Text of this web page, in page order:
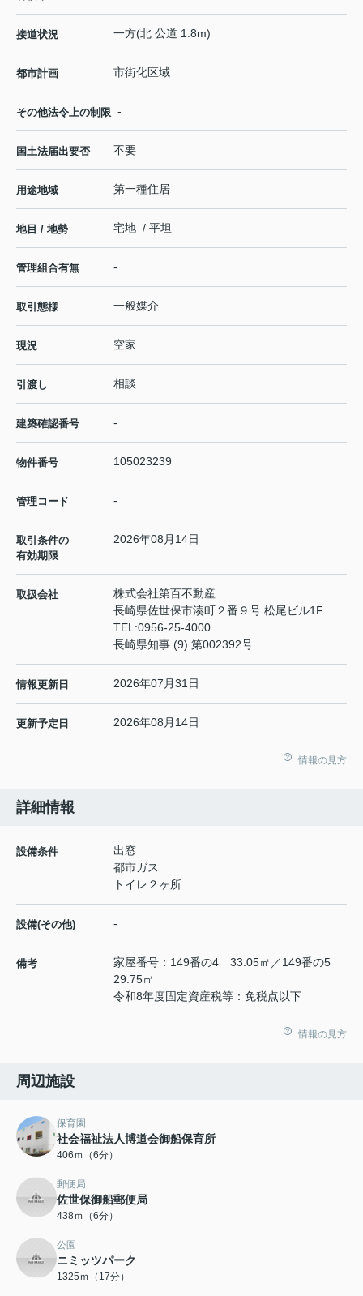
接道状況 一方(北 公道 1.8m)
都市計画 市街化区域
その他法令上の制限 -
国土法届出要否 不要
用途地域 第一種住居
地目 / 地勢 宅地 / 平坦
管理組合有無 -
取引態様 一般媒介
現況 空家
引渡し 相談
建築確認番号 -
物件番号 105023239
管理コード -
取引条件の
有効期限
2026年08月14日
取扱会社
株式会社第百不動産
長崎県佐世保市湊町２番９号 松尾ビル1F
TEL:0956-25-4000
長崎県知事 (9) 第002392号
情報更新日 2026年07月31日
更新予定日 2026年08月14日
情報の見方
詳細情報
設備条件
出窓
都市ガス
トイレ２ヶ所
設備(その他) -
備考
家屋番号：149番の4 33.05㎡／149番の5
29.75㎡
令和8年度固定資産税等：免税点以下
情報の見方
周辺施設
保育園
社会福祉法人博道会御船保育所
406ｍ（6分）
郵便局
佐世保御船郵便局
438ｍ（6分）
公園
ニミッツパーク
1325ｍ（17分）